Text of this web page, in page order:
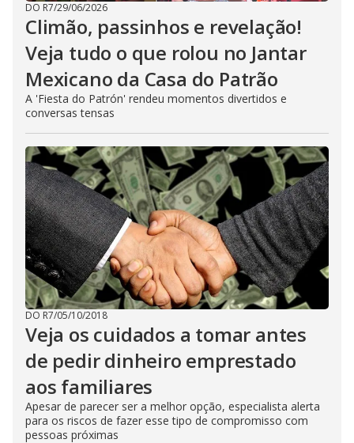
DO R7/29/06/2026
Climão, passinhos e revelação!
Veja tudo o que rolou no Jantar
Mexicano da Casa do Patrão
A 'Fiesta do Patrón' rendeu momentos divertidos e
conversas tensas
DO R7/05/10/2018
Veja os cuidados a tomar antes
de pedir dinheiro emprestado
aos familiares
Apesar de parecer ser a melhor opção, especialista alerta
para os riscos de fazer esse tipo de compromisso com
pessoas próximas